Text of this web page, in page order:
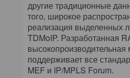
другие традиционные
того, широкое
реализация выделенных
TDMoIP. Разработанная
поддерживает все
MEF и IP/MPLS Forum.